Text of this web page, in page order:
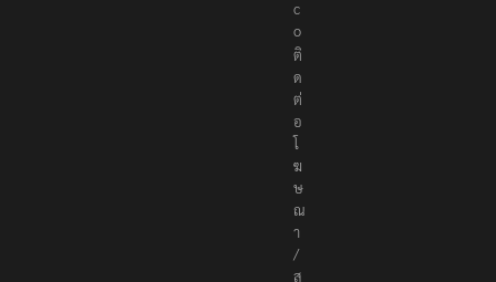
s
.
c
o
ติ
ด
ต่
อ
โ
ฆ
ษ
ณ